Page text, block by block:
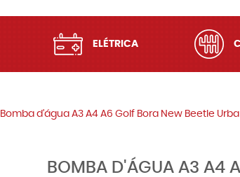
ELÉTRICA
Bomba d'água A3 A4 A6 Golf Bora New Beetle Urba
BOMBA D'ÁGUA A3 A4